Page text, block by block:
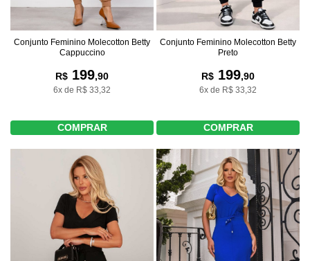
Conjunto Feminino Molecotton Betty
Cappuccino
R$ 199,90
6x de R$ 33,32
COMPRAR
Conjunto Feminino Molecotton Betty
Preto
R$ 199,90
6x de R$ 33,32
COMPRAR